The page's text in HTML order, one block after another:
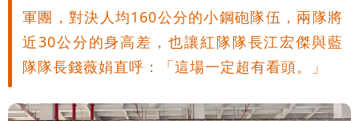
軍團，對決人均160公分的小鋼砲隊伍，兩隊將
近30公分的身高差，也讓紅隊隊長江宏傑與藍
隊隊長錢薇娟直呼：「這場一定超有看頭。」